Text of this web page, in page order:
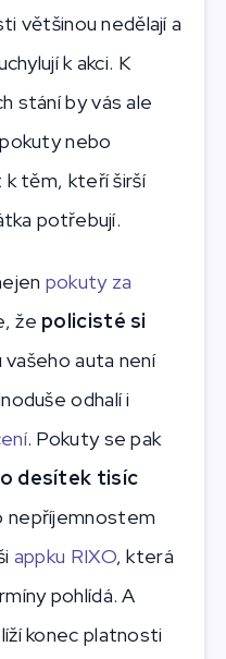
většinou nedělají a
k akci. K
stání by vás ale
nebo
těm, kteří širší
potřebují.
pokuty za
že policisté si
vašeho auta není
odhalí i
. Pokuty se pak
desítek tisíc
appku RIXO, která
pohlídá. A
konec platnosti